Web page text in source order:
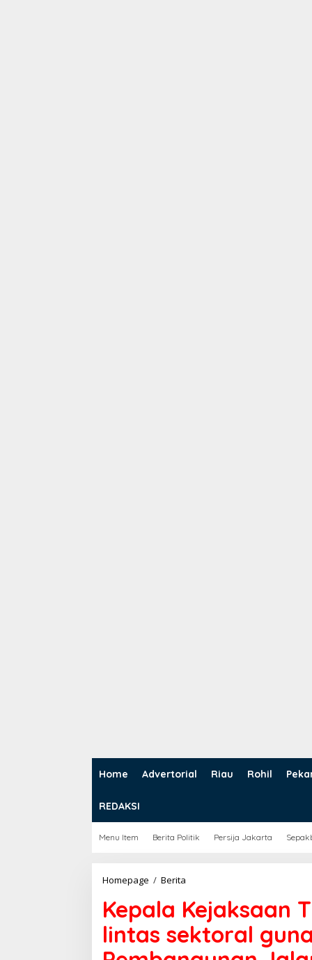
Home Advertorial Riau Rohil
REDAKSI
Menu Item Berita Politik Persija Jakarta
Homepage / Berita
p
a
l
a
K
Kepala Kejaksaan
lintas sektoral